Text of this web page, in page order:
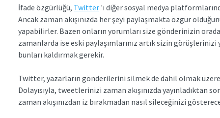
İfade özgürlüğü, Twitter 'ı diğer sosyal medya
Ancak zaman akışınızda her şeyi paylaşmakta özgür
yapabilirler. Bazen onların yorumları size gönderinizin
zamanlarda ise eski paylaşımlarınız artık sizin
bunları kaldırmak gerekir.
Twitter, yazarların gönderilerini silmek de dahil olmak
Dolayısıyla, tweetlerinizi zaman akışınızda
zaman akışınızdan iz bırakmadan nasıl sileceğinizi